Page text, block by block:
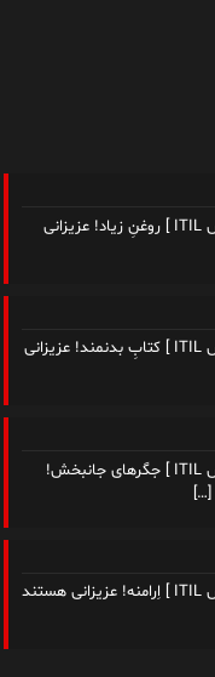
هادی احمدی (سروش): [ نویسنده، شاعر و مدرس ITIL ] روغنِ زیاد! عزیزانی
هادی احمدی (سروش): [ نویسنده، شاعر و مدرس ITIL ] کتابِ بدنمند! عزیزانی
هادی احمدی (سروش): [ نویسنده، شاعر و مدرس ITIL ] جگرهای جانبخش!
[…]
هادی احمدی (سروش): [ نویسنده، شاعر و مدرس ITIL ] اِرامنه! عزیزانی هستند